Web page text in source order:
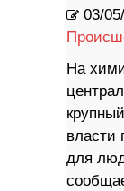
03/
На
власти
для